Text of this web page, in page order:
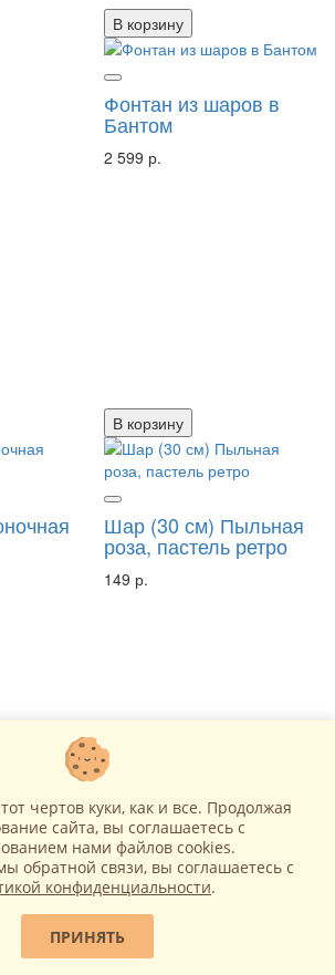
В корзину
Фонтан из шаров в
Бантом
2 599 р.
В корзину
Шар (30 см) Пыльная
роза, пастель ретро
149 р.
В корзину
Шар (69 см) Кошечка с
бантом, Сатин
чертов куки, как и все. Продолжая
сайта, вы соглашаетесь c
нами файлов cookies.
обратной связи, вы соглашаетесь с
конфиденциальности.
ПРИНЯТЬ